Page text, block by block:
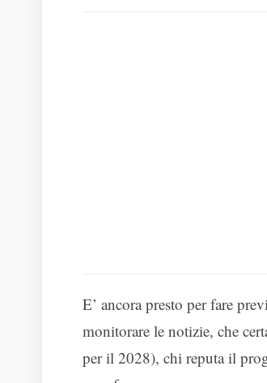
E’ ancora presto per fare
monitorare le notizie, che
per il 2028), chi reputa il